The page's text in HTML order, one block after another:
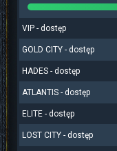
VIP - dostęp
GOLD CITY - dostęp
HADES - dostęp
ATLANTIS - dostęp
ELITE - dostęp
LOST CITY - dostęp